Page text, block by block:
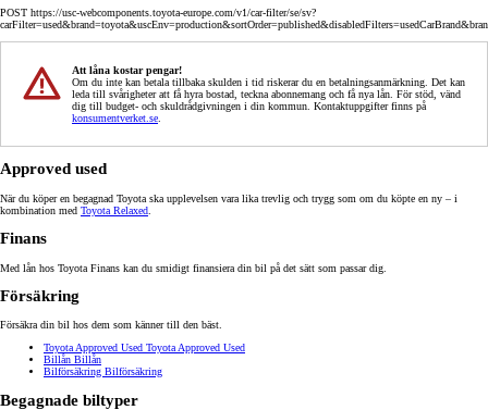
POST https://usc-webcomponents.toyota-europe.com/v1/car-filter/se/sv?
Att låna kostar pengar!
Om du inte kan betala tillbaka skulden i tid riskerar du en betalningsanmärkning. Det kan
leda till svårigheter att få hyra bostad, teckna abonnemang och få nya lån. För stöd, vänd
dig till budget- och skuldrådgivningen i din kommun. Kontaktuppgifter finns på
konsumentverket.se
Approved used
När du köper en begagnad Toyota ska upplevelsen vara lika trevlig och trygg som om du köpte en ny – i
kombination med Toyota Relaxed
Finans
Med lån hos Toyota Finans kan du smidigt finansiera din bil på det sätt som passar dig.
Försäkring
Försäkra din bil hos dem som känner till den bäst.
Toyota Approved Used Toyota Approved Used
Billån Billån
Bilförsäkring Bilförsäkring
Begagnade biltyper